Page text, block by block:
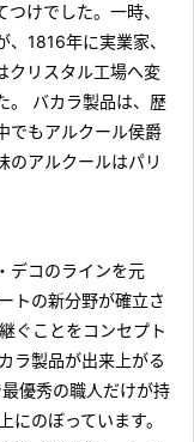
けでした。一時、
1816年に実業家、
クリスタル工場へ変
。 バカラ製品は、歴
でもアルクール侯爵
のアルクールはパリ
デコのラインを元
トの新分野が確立さ
ぐことをコンセプト
ラ製品が出来上がる
優秀の職人だけが持
のぼっています。